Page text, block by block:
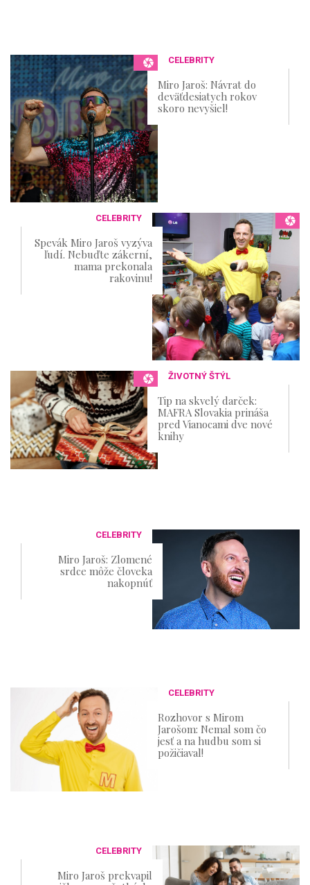
CELEBRITY
Miro Jaroš: Návrat do
deväťdesiatych rokov
skoro nevyšiel!
CELEBRITY
Spevák Miro Jaroš vyzýva
ľudí. Nebuďte zákerní,
mama prekonala
rakovinu!
ŽIVOTNÝ ŠTÝL
Tip na skvelý darček:
MAFRA Slovakia prináša
pred Vianocami dve nové
knihy
CELEBRITY
Miro Jaroš: Zlomené
srdce môže človeka
nakopnúť
CELEBRITY
Rozhovor s Mirom
Jarošom: Nemal som čo
jesť a na hudbu som si
požičiaval!
CELEBRITY
Miro Jaroš prekvapil